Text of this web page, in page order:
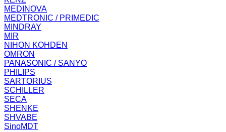
MEDINOVA
MEDTRONIC / PRIMEDIC
MINDRAY
MIR
NIHON KOHDEN
OMRON
PANASONIC / SANYO
PHILIPS
SARTORIUS
SCHILLER
SECA
SHENKE
SHVABE
SinoMDT